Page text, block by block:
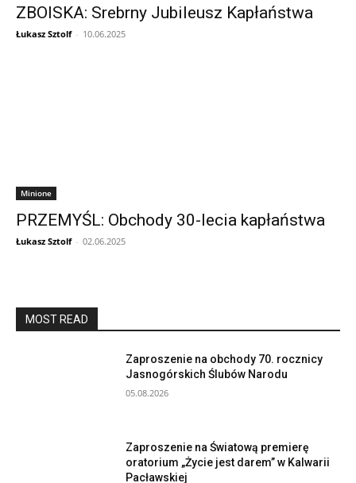
ZBOISKA: Srebrny Jubileusz Kapłaństwa
Łukasz Sztolf - 10.06.2025
Minione
PRZEMYŚL: Obchody 30-lecia kapłaństwa
Łukasz Sztolf - 02.06.2025
MOST READ
Zaproszenie na obchody 70. rocznicy
Jasnogórskich Ślubów Narodu
05.08.2026
Zaproszenie na Światową premierę
oratorium „Życie jest darem” w Kalwarii
Pacławskiej